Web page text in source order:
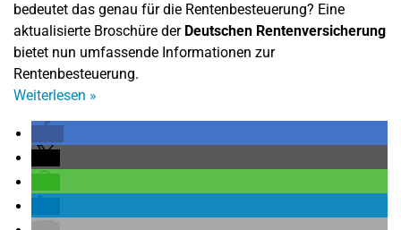
bedeutet das genau für die Rentenbesteuerung? Eine
aktualisierte Broschüre der Deutschen Rentenversicherung
bietet nun umfassende Informationen zur
Rentenbesteuerung.
Weiterlesen »